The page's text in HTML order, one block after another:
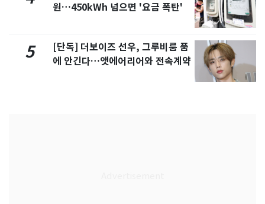
원…450kWh 넘으면 '요금 폭탄'
5
[단독] 더보이즈 선우, 그루비룸 품
에 안긴다…앳에어리어와 전속계약